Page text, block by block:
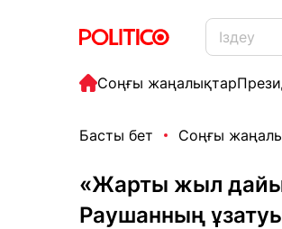
Соңғы жаңалықтар
Басты бет Соңғы
«Жарты жыл
Раушанның